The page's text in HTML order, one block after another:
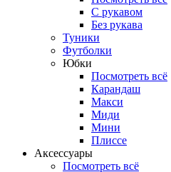
C рукавом
Без рукава
Туники
Футболки
Юбки
Посмотреть всё
Карандаш
Макси
Миди
Мини
Плиссе
Аксессуары
Посмотреть всё